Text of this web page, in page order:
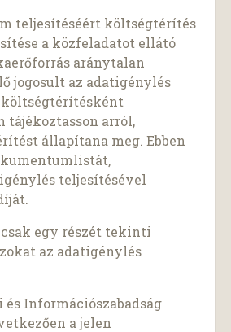
teljesítéséért költségtérítés
a közfeladatot ellátó
aránytalan
jogosult az adatigénylés
költségtérítésként
tájékoztasson arról,
állapítana meg. Ebben
teljesítésével
csak egy részét tekinti
az adatigénylés
Információszabadság
a jelen